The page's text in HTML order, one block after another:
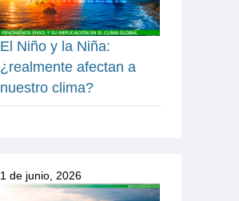
El Niño y la Niña:
¿realmente afectan a
nuestro clima?
1 de junio, 2026